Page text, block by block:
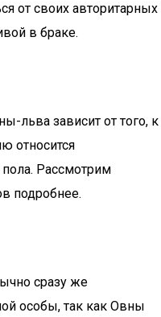
от своих авторитарных
в браке.
льва зависит от того, к
относится
пола. Рассмотрим
подробнее.
сразу же
особы, так как Овны